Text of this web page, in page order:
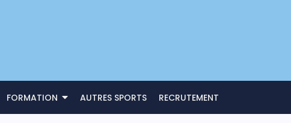
FORMATION AUTRES SPORTS RECRUTEMENT